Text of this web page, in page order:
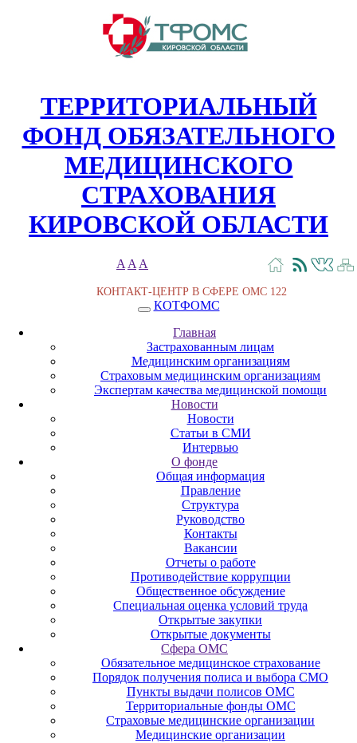
ТЕРРИТОРИАЛЬНЫЙ
ФОНД ОБЯЗАТЕЛЬНОГО
МЕДИЦИНСКОГО
СТРАХОВАНИЯ
КИРОВСКОЙ ОБЛАСТИ
A A A
КОНТАКТ-ЦЕНТР В СФЕРЕ ОМС 122
КОТФОМС
Главная
Застрахованным лицам
Медицинским организациям
Страховым медицинским организациям
Экспертам качества медицинской помощи
Новости
Новости
Статьи в СМИ
Интервью
О фонде
Общая информация
Правление
Структура
Руководство
Контакты
Вакансии
Отчеты о работе
Противодействие коррупции
Общественное обсуждение
Специальная оценка условий труда
Открытые закупки
Открытые документы
Сфера ОМС
Обязательное медицинское страхование
Порядок получения полиса и выбора СМО
Пункты выдачи полисов ОМС
Территориальные фонды ОМС
Страховые медицинские организации
Медицинские организации